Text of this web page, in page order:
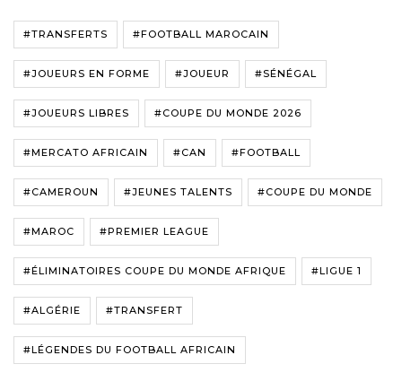
#TRANSFERTS #FOOTBALL MAROCAIN
#JOUEURS EN FORME #JOUEUR #SÉNÉGAL
#JOUEURS LIBRES #COUPE DU MONDE 2026
#MERCATO AFRICAIN #CAN #FOOTBALL
#CAMEROUN #JEUNES TALENTS #COUPE DU MONDE
#MAROC #PREMIER LEAGUE
#ÉLIMINATOIRES COUPE DU MONDE AFRIQUE #LIGUE 1
#ALGÉRIE #TRANSFERT
#LÉGENDES DU FOOTBALL AFRICAIN